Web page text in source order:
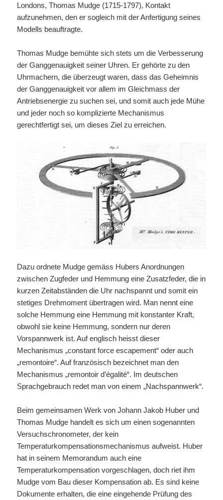
Londons, Thomas Mudge (1715-1797), Kontakt
aufzunehmen, den er sogleich mit der Anfertigung seines
Modells beauftragte.
Thomas Mudge bemühte sich stets um die Verbesserung
der Ganggenauigkeit seiner Uhren. Er gehörte zu den
Uhrmachern, die überzeugt waren, dass das Geheimnis
der Ganggenauigkeit vor allem im Gleichmass der
Antriebsenergie zu suchen sei, und somit auch jede Mühe
und jeder noch so komplizierte Mechanismus
gerechtfertigt sei, um dieses Ziel zu erreichen.
Dazu ordnete Mudge gemäss Hubers Anordnungen
zwischen Zugfeder und Hemmung eine Zusatzfeder, die in
kurzen Zeitabständen die Uhr nachspannt und somit ein
stetiges Drehmoment übertragen wird. Man nennt eine
solche Hemmung eine Hemmung mit konstanter Kraft,
obwohl sie keine Hemmung, sondern nur deren
Vorspannwerk ist. Auf englisch heisst dieser
Mechanismus „constant force escapement“ oder auch
„remontoire“. Auf französisch bezeichnet man den
Mechanismus „remontoir d’égalité“. Im deutschen
Sprachgebrauch redet man von einem „Nachspannwerk“.
Beim gemeinsamen Werk von Johann Jakob Huber und
Thomas Mudge handelt es sich um einen sogenannten
Versuchschronometer, der kein
Temperaturkompensationsmechanismus aufweist. Huber
hat in seinem Memorandum auch eine
Temperaturkompensation vorgeschlagen, doch riet ihm
Mudge vom Bau dieser Kompensation ab. Es sind keine
Dokumente erhalten, die eine eingehende Prüfung des